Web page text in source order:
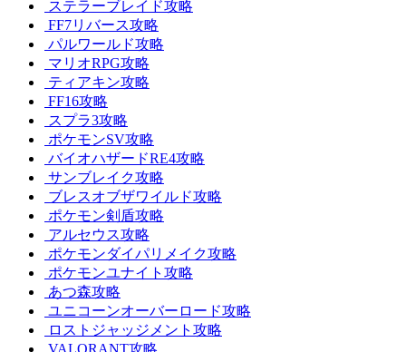
ステラーブレイド攻略
FF7リバース攻略
パルワールド攻略
マリオRPG攻略
ティアキン攻略
FF16攻略
スプラ3攻略
ポケモンSV攻略
バイオハザードRE4攻略
サンブレイク攻略
ブレスオブザワイルド攻略
ポケモン剣盾攻略
アルセウス攻略
ポケモンダイパリメイク攻略
ポケモンユナイト攻略
あつ森攻略
ユニコーンオーバーロード攻略
ロストジャッジメント攻略